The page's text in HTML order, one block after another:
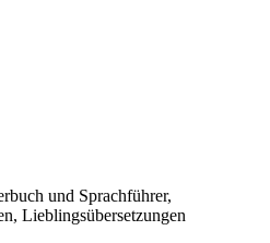
und Sprachführer,
Lieblingsübersetzungen